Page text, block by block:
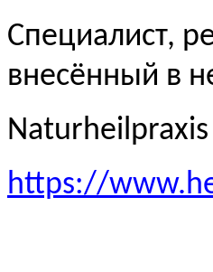
Специалист,
внесённый в
https://